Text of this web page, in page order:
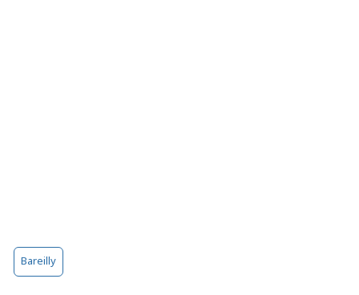
Bareilly